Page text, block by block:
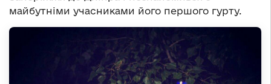
майбутніми учасниками його першого гурту.